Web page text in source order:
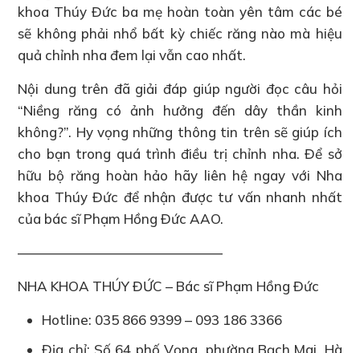
khoa Thúy Đức ba mẹ hoàn toàn yên tâm các bé
sẽ không phải nhổ bất kỳ chiếc răng nào mà hiệu
quả chỉnh nha đem lại vẫn cao nhất.
Nội dung trên đã giải đáp giúp người đọc câu hỏi
“Niềng răng có ảnh hưởng đến dây thần kinh
không?”. Hy vọng những thông tin trên sẽ giúp ích
cho bạn trong quá trình điều trị chỉnh nha. Để sở
hữu bộ răng hoàn hảo hãy liên hệ ngay với Nha
khoa Thúy Đức để nhận được tư vấn nhanh nhất
của bác sĩ Phạm Hồng Đức AAO.
———————————————
NHA KHOA THÚY ĐỨC – Bác sĩ Phạm Hồng Đức
Hotline: 035 866 9399 – 093 186 3366
Địa chỉ: Số 64 phố Vọng, phường Bạch Mai, Hà